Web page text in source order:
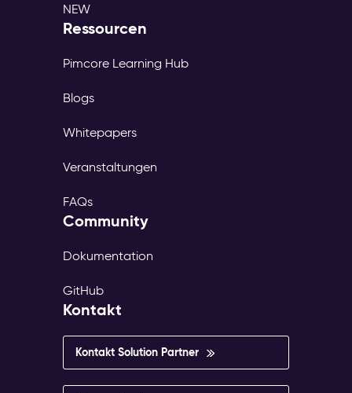
NEW
Ressourcen
Pimcore Learning Hub
Blogs
Whitepapers
Veranstaltungen
FAQs
Community
Dokumentation
GitHub
Kontakt
Kontakt Solution Partner